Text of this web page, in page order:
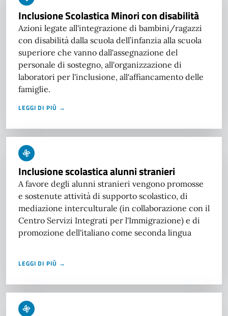
Inclusione Scolastica Minori con disabilità
Azioni legate all'integrazione di bambini/ragazzi
con disabilità dalla scuola dell’infanzia alla scuola
superiore che vanno dall'assegnazione del
personale di sostegno, all'organizzazione di
laboratori per l'inclusione, all'affiancamento delle
famiglie.
LEGGI DI PIÙ →
Inclusione scolastica alunni stranieri
A favore degli alunni stranieri vengono promosse
e sostenute attività di supporto scolastico, di
mediazione interculturale (in collaborazione con il
Centro Servizi Integrati per l'Immigrazione) e di
promozione dell'italiano come seconda lingua
LEGGI DI PIÙ →